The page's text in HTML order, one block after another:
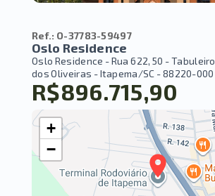
Ref.: O-37783-59497
Oslo Residence
Oslo Residence -Rua 622, 50 - Tabuleiro
dos Oliveiras - Itapema/SC - 88220-000
R$896.715,90
+
−